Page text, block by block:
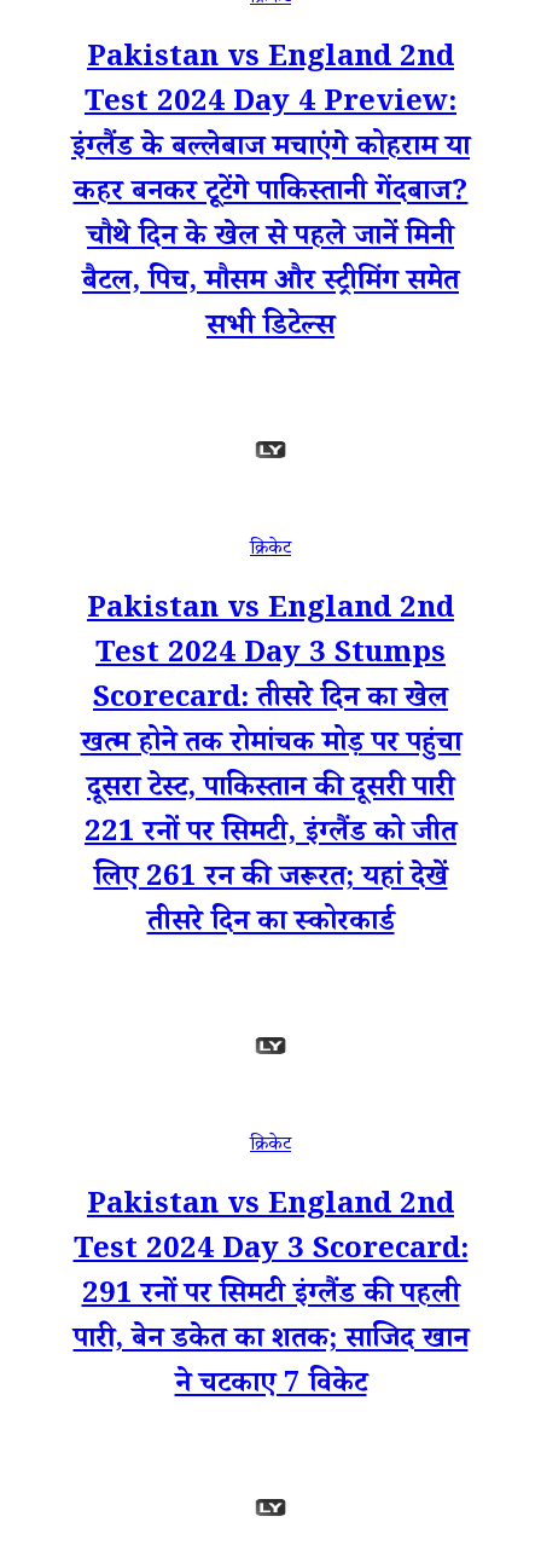
Pakistan vs England 2nd
Test 2024 Day 4 Preview:
इंग्लैंड के बल्लेबाज मचाएंगे कोहराम या
कहर बनकर टूटेंगे पाकिस्तानी गेंदबाज?
चौथे दिन के खेल से पहले जानें मिनी
बैटल, पिच, मौसम और स्ट्रीमिंग समेत
सभी डिटेल्स
क्रिकेट
Pakistan vs England 2nd
Test 2024 Day 3 Stumps
Scorecard: तीसरे दिन का खेल
खत्म होने तक रोमांचक मोड़ पर पहुंचा
दूसरा टेस्ट, पाकिस्तान की दूसरी पारी
221 रनों पर सिमटी, इंग्लैंड को जीत
लिए 261 रन की जरूरत; यहां देखें
तीसरे दिन का स्कोरकार्ड
क्रिकेट
Pakistan vs England 2nd
Test 2024 Day 3 Scorecard:
291 रनों पर सिमटी इंग्लैंड की पहली
पारी, बेन डकेत का शतक; साजिद खान
ने चटकाए 7 विकेट